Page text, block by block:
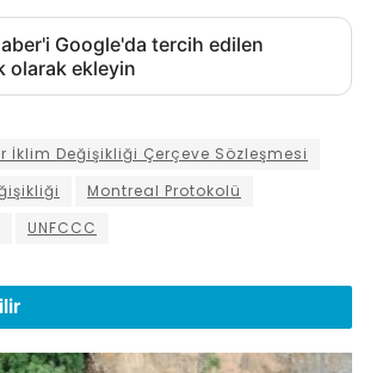
Google'da tercih edilen
olarak ekleyin
İklim Değişikliği Çerçeve Sözleşmesi
Montreal Protokolü
UNFCCC